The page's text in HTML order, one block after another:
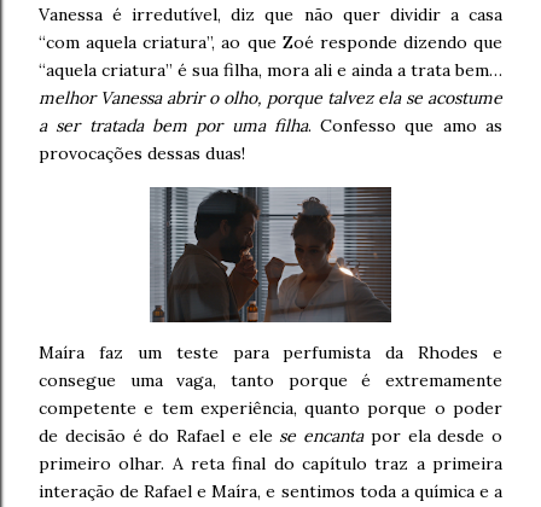
Vanessa é irredutível, diz que não quer dividir a casa
“com aquela criatura”, ao que Zoé responde dizendo que
“aquela criatura” é sua filha, mora ali e ainda a trata bem…
melhor Vanessa abrir o olho, porque talvez ela se acostume
a ser tratada bem por uma filha. Confesso que amo as
provocações dessas duas!
Maíra faz um teste para perfumista da Rhodes e
consegue uma vaga, tanto porque é extremamente
competente e tem experiência, quanto porque o poder
de decisão é do Rafael e ele se encantapor ela desde o
primeiro olhar. A reta final do capítulo traz a primeira
interação de Rafael e Maíra, e sentimos toda a química e a